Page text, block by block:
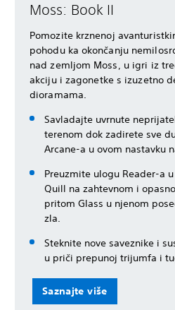
Moss: Book II
Pomozite krznenoj
pohodu ka okončanju
nad zemljom Moss, u igri iz
akciju i zagonetke s izuzetno
dioramama.
Savladajte uvrnute
terenom dok zadirete sve
Arcane-a u ovom nastavku
Preuzmite ulogu Reader-a
Quill na zahtevnom i
pritom Glass u njenom
zla.
Steknite nove saveznike i
u priči prepunoj trijumfa i
Saznajte više